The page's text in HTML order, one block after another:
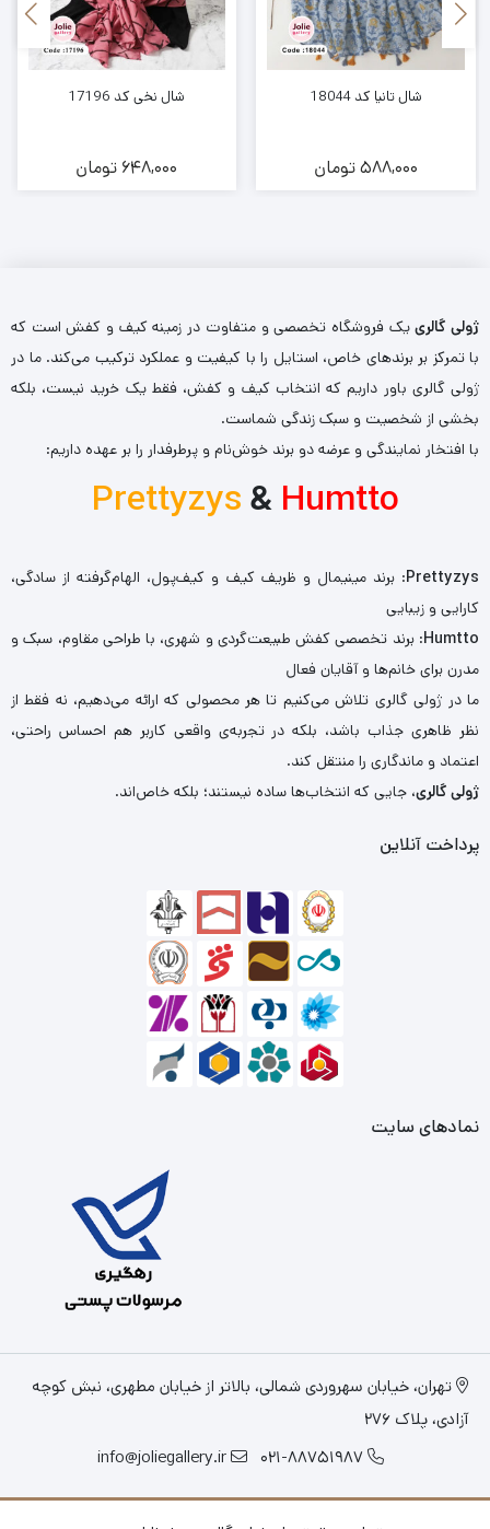
شال تانیا کد 18044
588,000تومان
شال نخی کد 17196
648,000 تومان
ژولی گالرییک فروشگاه تخصصی و متفاوت در زمینه کیف و کفش است که
با تمرکز بر برندهای خاص، استایل را با کیفیت و عملکرد ترکیب می‌کند. ما در
ژولی گالری باور داریم که انتخاب کیف و کفش، فقط یک خرید نیست، بلکه
بخشی از شخصیت و سبک زندگی شماست.
با افتخار نمایندگی و عرضه دو برند خوش‌نام و پرطرفدار را بر عهده داریم:
Prettyzys& Humtto
Prettyzys: برند مینیمال و ظریف کیف و کیف‌پول، الهام‌گرفته از سادگی،
کارایی و زیبایی
Humtto: برند تخصصی کفش طبیعت‌گردی و شهری، با طراحی مقاوم، سبک و
مدرن برای خانم‌ها و آقایان فعال
ما در ژولی گالری تلاش می‌کنیم تا هر محصولی که ارائه می‌دهیم، نه فقط از
نظر ظاهری جذاب باشد، بلکه در تجربه‌ی واقعی کاربر هم احساس راحتی،
اعتماد و ماندگاری را منتقل کند.
ژولی گالری، جایی که انتخاب‌ها ساده نیستند؛ بلکه خاص‌اند.
پرداخت آنلاین
نمادهای سایت
تهران، خیابان سهروردی شمالی، بالاتر از خیابان مطهری، نبش کوچه
آزادی، پلاک 276
021-88751987
info@joliegallery.ir